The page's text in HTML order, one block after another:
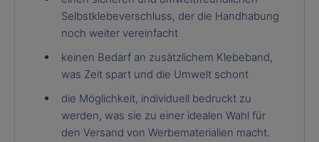
Selbstklebeverschluss, der die Handhabung
noch weiter vereinfacht
keinen Bedarf an zusätzlichem Klebeband,
was Zeit spart und die Umwelt schont
die Möglichkeit, individuell bedruckt zu
werden, was sie zu einer idealen Wahl für
den Versand von Werbematerialien macht.